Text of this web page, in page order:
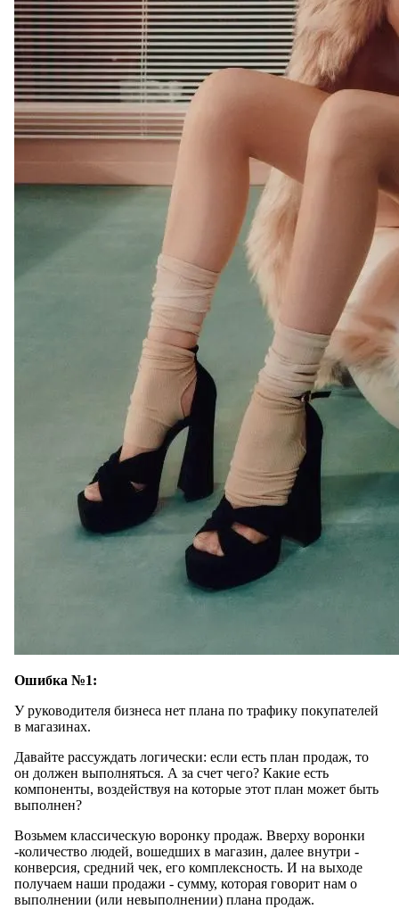
Ошибка №1:
У руководителя бизнеса нет плана по трафику покупателей
в магазинах.
Давайте рассуждать логически: если есть план продаж, то
он должен выполняться. А за счет чего? Какие есть
компоненты, воздействуя на которые этот план может быть
выполнен?
Возьмем классическую воронку продаж. Вверху воронки
-количество людей, вошедших в магазин, далее внутри -
конверсия, средний чек, его комплексность. И на выходе
получаем наши продажи - сумму, которая говорит нам о
выполнении (или невыполнении) плана продаж.